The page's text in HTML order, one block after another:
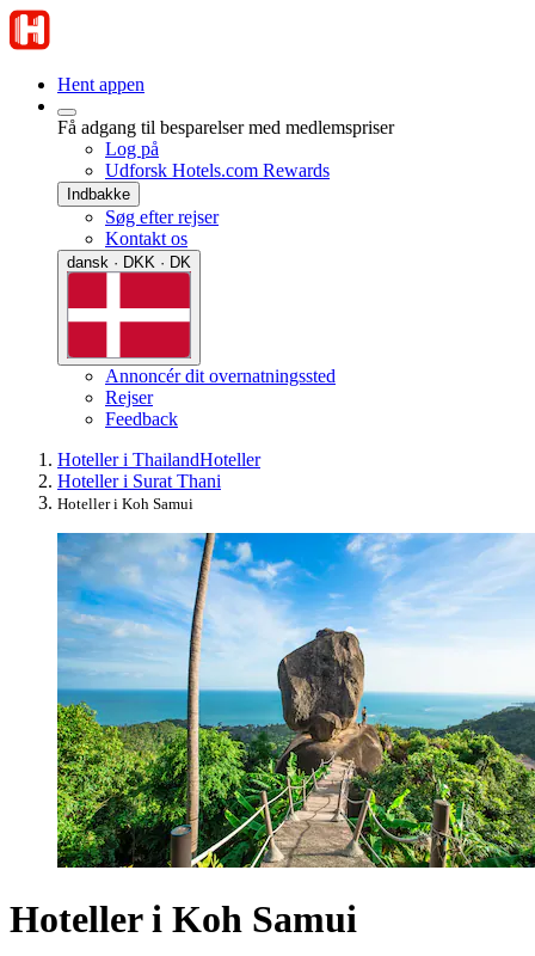
Hent appen
Få adgang til besparelser med medlemspriser
Log på
Udforsk Hotels.com Rewards
Indbakke
Søg efter rejser
Kontakt os
dansk · DKK · DK
Annoncér dit overnatningssted
Rejser
Feedback
Hoteller i ThailandHoteller
Hoteller i Surat Thani
Hoteller i Koh Samui
Hoteller i Koh Samui